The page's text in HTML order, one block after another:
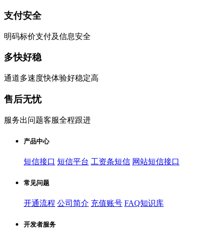
支付安全
明码标价支付及信息安全
多快好稳
通道多速度快体验好稳定高
售后无忧
服务出问题客服全程跟进
产品中心
短信接口 短信平台 工资条短信 网站短信接口
常见问题
开通流程 公司简介 充值账号 FAQ知识库
开发者服务